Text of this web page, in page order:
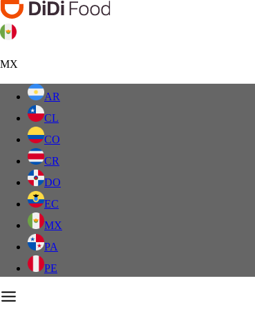
MX
AR
CL
CO
CR
DO
EC
MX
PA
PE